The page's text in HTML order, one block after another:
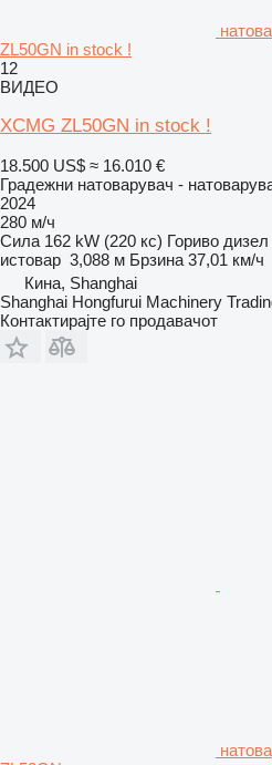
ZL50GN in stock !
12
ВИДЕО
XCMG ZL50GN in stock !
18.500 US$ ≈ 16.010 €
Градежни натоварувач -
2024
280 м/ч
Сила 162 kW (220 кс) Гориво дизел
истовар 3,088 м Брзина 37,01 км/ч
Кина, Shanghai
Shanghai Hongfurui Machinery
Контактирајте го продавачот